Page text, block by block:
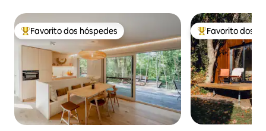
Favoritos dos hóspedes mais apreciados
Favorito dos hóspedes Favoritos dos
Favorito dos